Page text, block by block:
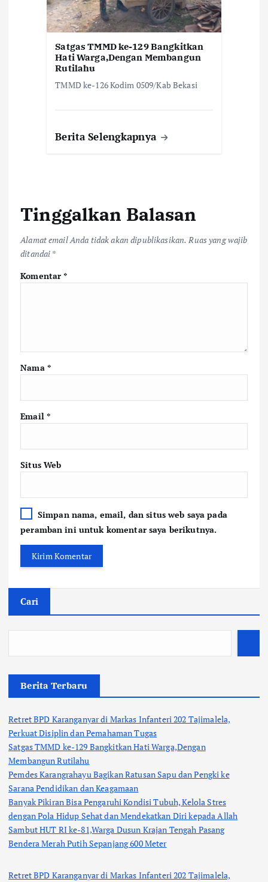
Satgas TMMD ke-129 Bangkitkan
Hati Warga,Dengan Membangun
Rutilahu
TMMD ke-126 Kodim 0509/Kab Bekasi
Berita Selengkapnya
Tinggalkan Balasan
Alamat email Anda tidak akan dipublikasikan. Ruas yang wajib
ditandai *
Komentar*
Nama *
Email *
Situs Web
Simpan nama, email, dan situs web saya pada
peramban ini untuk komentar saya berikutnya.
Cari
Berita Terbaru
Retret BPD Karanganyar di Markas Infanteri 202 Tajimalela,
Perkuat Disiplin dan Pemahaman Tugas
Satgas TMMD ke-129 Bangkitkan Hati Warga,Dengan
Membangun Rutilahu
Pemdes Karangrahayu Bagikan Ratusan Sapu dan Pengki ke
Sarana Pendidikan dan Keagamaan
Banyak Pikiran Bisa Pengaruhi Kondisi Tubuh, Kelola Stres
dengan Pola Hidup Sehat dan Mendekatkan Diri kepada Allah
Sambut HUT RI ke-81,Warga Dusun Krajan Tengah Pasang
Bendera Merah Putih Sepanjang 600 Meter
Retret BPD Karanganyar di Markas Infanteri 202 Tajimalela,